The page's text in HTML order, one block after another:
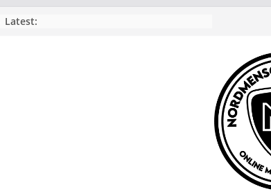
Latest: